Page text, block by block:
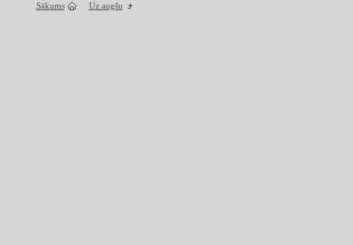
Sākums Uz augšu